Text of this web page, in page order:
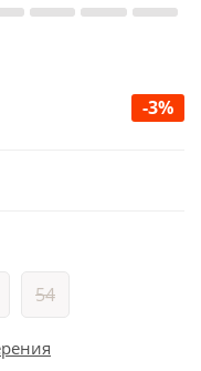
-3%
54